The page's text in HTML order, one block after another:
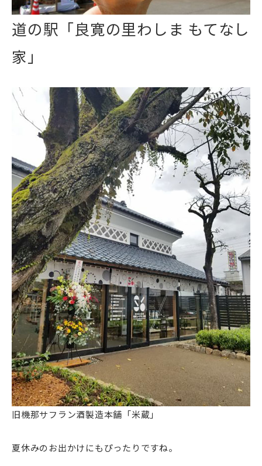
道の駅「良寛の里わしま もてなし
家」
旧機那サフラン酒製造本舗「米蔵」
夏休みのお出かけにもぴったりですね。